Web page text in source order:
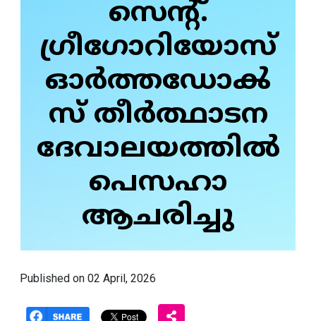
സെന്റ്.
ഗ്രീഗോറിയോസ്
ഓർത്തഡോൿ
സ്‌ തീർത്ഥാടന
ദേവാലയത്തിൽ
പെസഹാ
ആചരിച്ചു
Published on 02 April, 2026